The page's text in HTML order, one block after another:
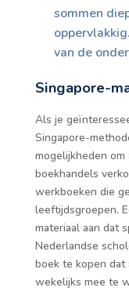
sommen
van de
Singapore-
Als je
Singapore-
mogelijkheden om
boekhandels
werkboeken die
leeftijdsgroepen.
materiaal aan dat
Nederlandse
boek te kopen dat
wekelijks mee te